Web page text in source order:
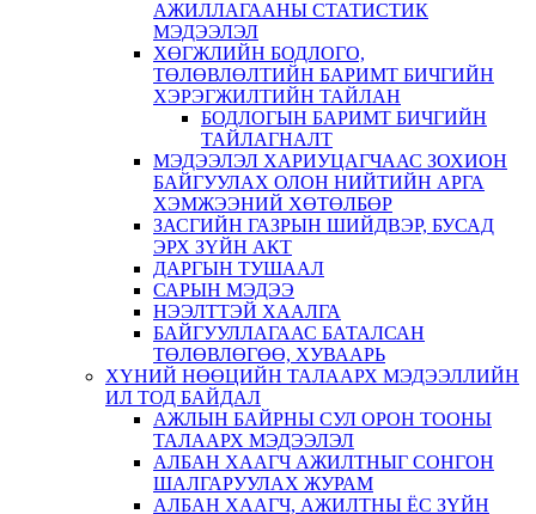
АЖИЛЛАГААНЫ СТАТИСТИК
МЭДЭЭЛЭЛ
ХӨГЖЛИЙН БОДЛОГО,
ТӨЛӨВЛӨЛТИЙН БАРИМТ БИЧГИЙН
ХЭРЭГЖИЛТИЙН ТАЙЛАН
БОДЛОГЫН БАРИМТ БИЧГИЙН
ТАЙЛАГНАЛТ
МЭДЭЭЛЭЛ ХАРИУЦАГЧААС ЗОХИОН
БАЙГУУЛАХ ОЛОН НИЙТИЙН АРГА
ХЭМЖЭЭНИЙ ХӨТӨЛБӨР
ЗАСГИЙН ГАЗРЫН ШИЙДВЭР, БУСАД
ЭРХ ЗҮЙН АКТ
ДАРГЫН ТУШААЛ
САРЫН МЭДЭЭ
НЭЭЛТТЭЙ ХААЛГА
БАЙГУУЛЛАГААС БАТАЛСАН
ТӨЛӨВЛӨГӨӨ, ХУВААРЬ
ХҮНИЙ НӨӨЦИЙН ТАЛААРХ МЭДЭЭЛЛИЙН
ИЛ ТОД БАЙДАЛ
АЖЛЫН БАЙРНЫ СУЛ ОРОН ТООНЫ
ТАЛААРХ МЭДЭЭЛЭЛ
АЛБАН ХААГЧ АЖИЛТНЫГ СОНГОН
ШАЛГАРУУЛАХ ЖУРАМ
АЛБАН ХААГЧ, АЖИЛТНЫ ЁС ЗҮЙН